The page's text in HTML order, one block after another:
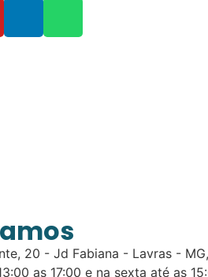
20 - Jd Fabiana - Lavras -
as 17:00 e na sexta até as